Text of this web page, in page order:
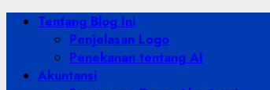
Skip
PrimaryTentang Blog Ini
Penjelasan Logo
Penekanan tentang AI
Akuntansi